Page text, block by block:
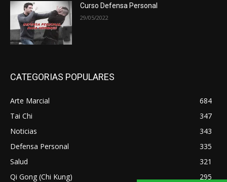
Curso Defensa Personal
29/05/2022
CATEGORIAS POPULARES
Arte Marcial
684
Tai Chi
347
Noticias
343
Defensa Personal
335
Salud
321
Qi Gong (Chi Kung)
295